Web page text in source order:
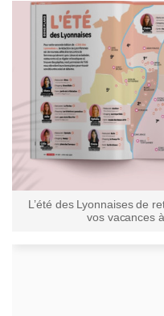
L’été des Lyonnaises de
vos vacances